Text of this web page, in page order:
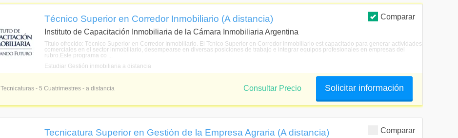
Comparar
Técnico Superior en Corredor Inmobiliario (A distancia)
Instituto de Capacitación Inmobiliaria de la Cámara Inmobiliaria Argentina
Título ofrecido: Técnico Superior en Corredor Inmobiliario. El Tcnico Superior en Corredor Inmobiliario est capacitado para generar actividades
comerciales en el sector inmobiliario, desempearse en diversas posiciones de trabajo e integrar equipos profesionales en empresas del
rubro.Este programa co ...
Estudiar Gestión inmobiliaria a distancia
Tecnicaturas - 5 Cuatrimestres - a distancia Solicitar información
Consultar Precio
Comparar
Tecnicatura Superior en Gestión de la Empresa Agraria (A distancia)